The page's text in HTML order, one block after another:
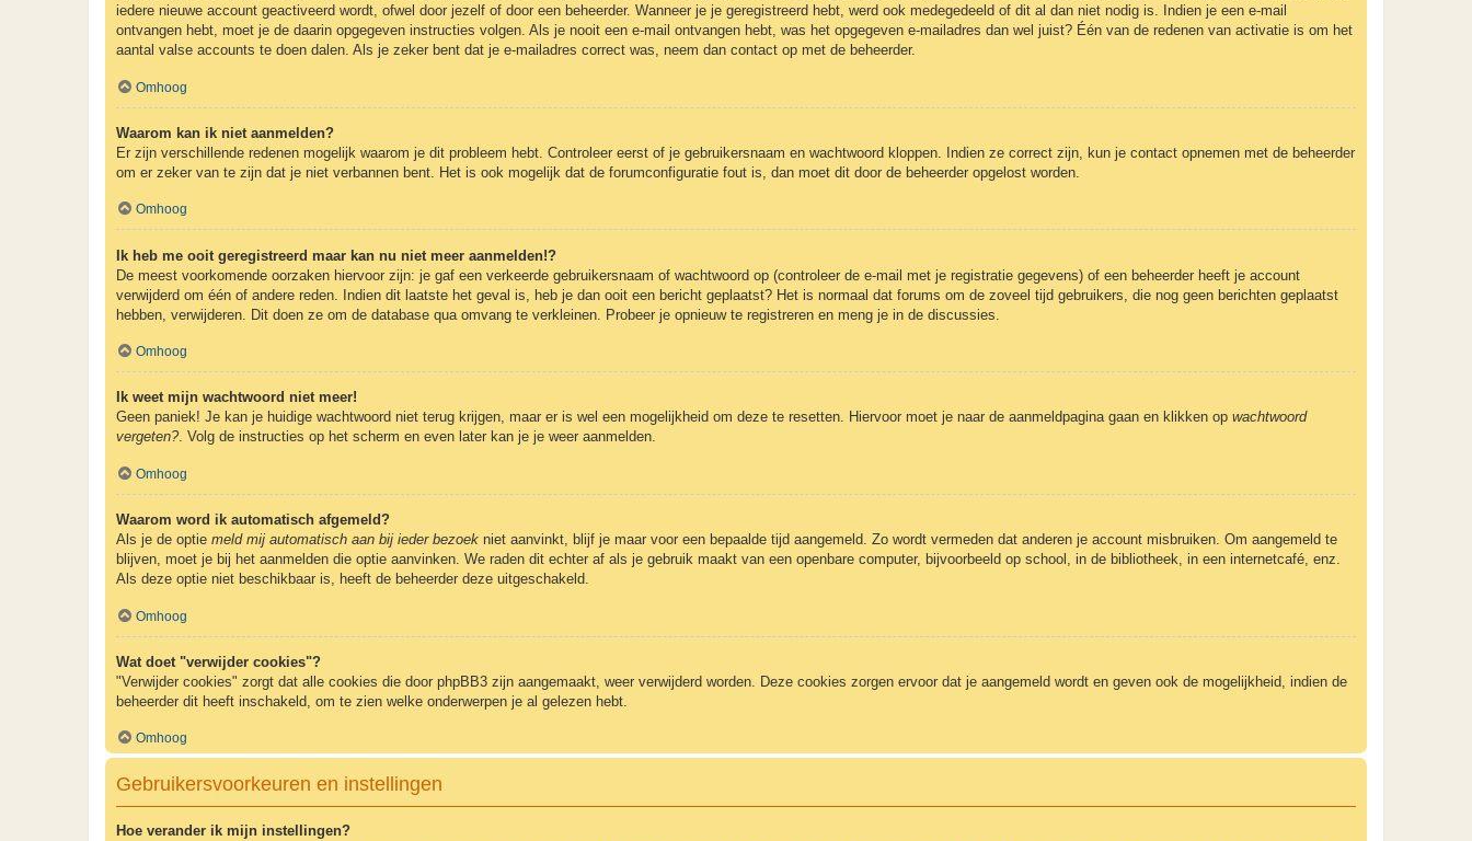
iedere nieuwe account geactiveerd wordt, ofwel door jezelf of door een beheerder. Wanneer je je geregistreerd hebt, werd ook medegedeeld of dit al dan niet nodig is. Indien je een e-mail
ontvangen hebt, moet je de daarin opgegeven instructies volgen. Als je nooit een e-mail ontvangen hebt, was het opgegeven e-mailadres dan wel juist? Één van de redenen van activatie is om het
aantal valse accounts te doen dalen. Als je zeker bent dat je e-mailadres correct was, neem dan contact op met de beheerder.
Omhoog
Waarom kan ik niet aanmelden?
Er zijn verschillende redenen mogelijk waarom je dit probleem hebt. Controleer eerst of je gebruikersnaam en wachtwoord kloppen. Indien ze correct zijn, kun je contact opnemen met de beheerder
om er zeker van te zijn dat je niet verbannen bent. Het is ook mogelijk dat de forumconfiguratie fout is, dan moet dit door de beheerder opgelost worden.
Omhoog
Ik heb me ooit geregistreerd maar kan nu niet meer aanmelden!?
De meest voorkomende oorzaken hiervoor zijn: je gaf een verkeerde gebruikersnaam of wachtwoord op (controleer de e-mail met je registratie gegevens) of een beheerder heeft je account
verwijderd om één of andere reden. Indien dit laatste het geval is, heb je dan ooit een bericht geplaatst? Het is normaal dat forums om de zoveel tijd gebruikers, die nog geen berichten geplaatst
hebben, verwijderen. Dit doen ze om de database qua omvang te verkleinen. Probeer je opnieuw te registreren en meng je in de discussies.
Omhoog
Ik weet mijn wachtwoord niet meer!
Geen paniek! Je kan je huidige wachtwoord niet terug krijgen, maar er is wel een mogelijkheid om deze te resetten. Hiervoor moet je naar de aanmeldpagina gaan en klikken op wachtwoord
vergeten?. Volg de instructies op het scherm en even later kan je je weer aanmelden.
Omhoog
Waarom word ik automatisch afgemeld?
Als je de optie meld mij automatisch aan bij ieder bezoek niet aanvinkt, blijf je maar voor een bepaalde tijd aangemeld. Zo wordt vermeden dat anderen je account misbruiken. Om aangemeld te
blijven, moet je bij het aanmelden die optie aanvinken. We raden dit echter af als je gebruik maakt van een openbare computer, bijvoorbeeld op school, in de bibliotheek, in een internetcafé, enz.
Als deze optie niet beschikbaar is, heeft de beheerder deze uitgeschakeld.
Omhoog
Wat doet "verwijder cookies"?
"Verwijder cookies" zorgt dat alle cookies die door phpBB3 zijn aangemaakt, weer verwijderd worden. Deze cookies zorgen ervoor dat je aangemeld wordt en geven ook de mogelijkheid, indien de
beheerder dit heeft inschakeld, om te zien welke onderwerpen je al gelezen hebt.
Omhoog
Gebruikersvoorkeuren en instellingen
Hoe verander ik mijn instellingen?